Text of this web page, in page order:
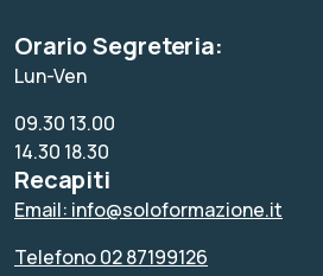
Orario Segreteria:
Lun-Ven
09.30 13.00
14.30 18.30
Recapiti
Email: info@soloformazione.it
Telefono 02 87199126